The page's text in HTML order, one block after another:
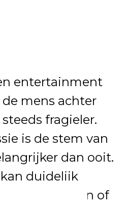
entertainment
mens achter
fragieler.
is de stem van
dan ooit.
duidelijk
rol ziet — en of